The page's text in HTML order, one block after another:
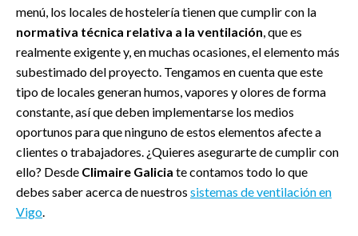
menú, los locales de hostelería tienen que cumplir con la
normativa técnica relativa a la ventilación , que es
realmente exigente y, en muchas ocasiones, el elemento más
subestimado del proyecto. Tengamos en cuenta que este
tipo de locales generan humos, vapores y olores de forma
constante, así que deben implementarse los medios
oportunos para que ninguno de estos elementos afecte a
clientes o trabajadores. ¿Quieres asegurarte de cumplir con
ello? Desde Climaire Galicia te contamos todo lo que
debes saber acerca de nuestros sistemas de ventilación en
Vigo